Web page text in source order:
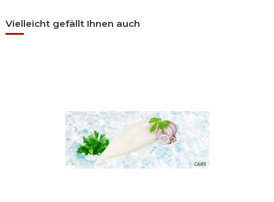
Vielleicht gefällt Ihnen auch